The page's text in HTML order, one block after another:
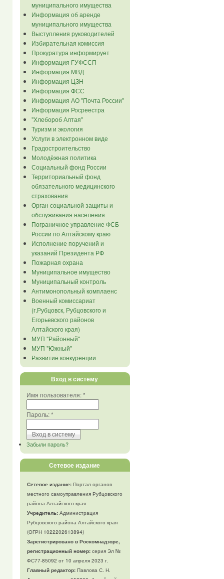
муниципального имущества
Информация об аренде
муниципального имущества
Выступления руководителей
Избирательная комиссия
Прокуратура информирует
Информация ГУФССП
Информация МВД
Информация ЦЗН
Информация ФСС
Информация АО "Почта России"
Информация Росреестра
"Хлебороб Алтая"
Туризм и экология
Услуги в электронном виде
Градостроительство
Молодёжная политика
Социальный фонд России
Территориальный фонд
обязательного медицинского
страхования
Орган социальной защиты и
обслуживания населения
Пограничное управление ФСБ
России по Алтайскому краю
Исполнение поручений и
указаний Президента РФ
Пожарная охрана
Муниципальное имущество
Муниципальный контроль
Антимонопольный комплаенс
Военный комиссариат
(г.Рубцовск, Рубцовского и
Егорьевского районов
Алтайского края)
МУП "Районный"
МУП "Южный"
Развитие конкуренции
Вход в систему
Имя пользователя:*
Пароль:*
Забыли пароль?
Сетевое издание
Сетевое издание:Портал органов
местного самоуправления Рубцовского
района Алтайского края
Учредитель:Администрация
Рубцовского района Алтайского края
(ОГРН 1022202613894)
Зарегистрировано в Роскомнадзоре,
регистрационный номер:серия Эл №
ФС77-85092 от 10 апреля 2023 г.
Главный редактор:Павлова С. Н.